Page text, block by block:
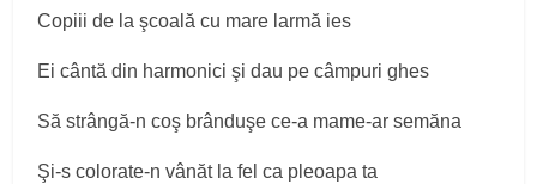
Copiii de la şcoală cu mare larmă ies
Ei cântă din harmonici şi dau pe câmpuri ghes
Să strângă-n coş brânduşe ce-a mame-ar semăna
Şi-s colorate-n vânăt la fel ca pleoapa ta